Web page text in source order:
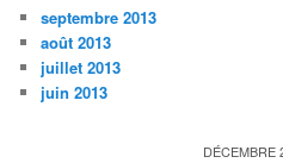
septembre 2013
août 2013
juillet 2013
juin 2013
DÉCEMBRE